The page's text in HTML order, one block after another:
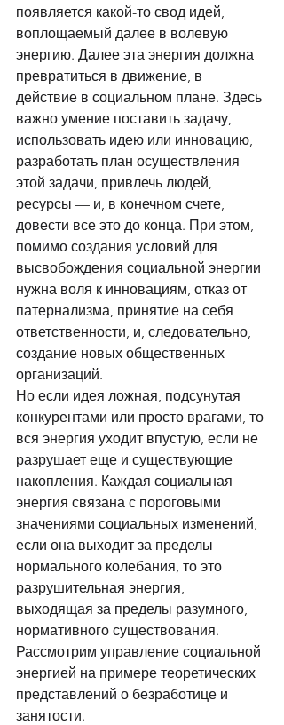
появляется какой-то свод идей,
воплощаемый далее в волевую
энергию. Далее эта энергия должна
превратиться в движение, в
действие в социальном плане. Здесь
важно умение поставить задачу,
использовать идею или инновацию,
разработать план осуществления
этой задачи, привлечь людей,
ресурсы — и, в конечном счете,
довести все это до конца. При этом,
помимо создания условий для
высвобождения социальной энергии
нужна воля к инновациям, отказ от
патернализма, принятие на себя
ответственности, и, следовательно,
создание новых общественных
организаций.
Но если идея ложная, подсунутая
конкурентами или просто врагами, то
вся энергия уходит впустую, если не
разрушает еще и существующие
накопления. Каждая социальная
энергия связана с пороговыми
значениями социальных изменений,
если она выходит за пределы
нормального колебания, то это
разрушительная энергия,
выходящая за пределы разумного,
нормативного существования.
Рассмотрим управление социальной
энергией на примере теоретических
представлений о безработице и
занятости.